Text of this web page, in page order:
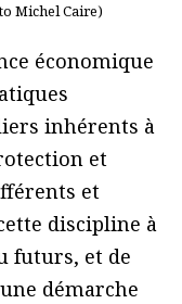
Michel Caire)
économique
inhérents à
et
et
discipline à
futurs, et de
démarche